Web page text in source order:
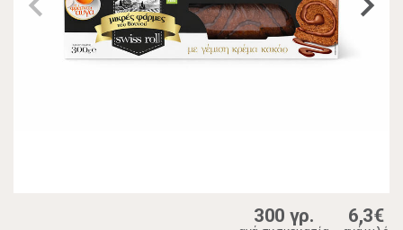
300 γρ. 6,3€